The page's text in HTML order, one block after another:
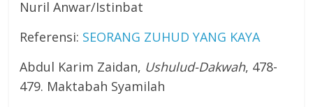
Nuril Anwar/Istinbat
Referensi: SEORANG ZUHUD YANG KAYA
Abdul Karim Zaidan, Ushulud-Dakwah, 478-
479. Maktabah Syamilah